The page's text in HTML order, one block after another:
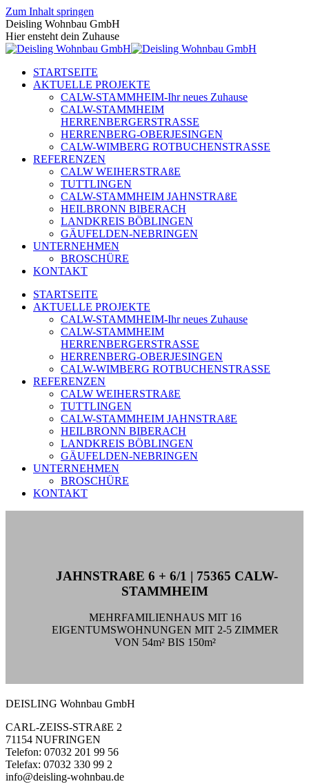
Zum Inhalt springen
Deisling Wohnbau GmbH
Hier ensteht dein Zuhause
STARTSEITE
AKTUELLE PROJEKTE
CALW-STAMMHEIM-Ihr neues Zuhause
CALW-STAMMHEIM
HERRENBERGERSTRASSE
HERRENBERG-OBERJESINGEN
CALW-WIMBERG ROTBUCHENSTRASSE
REFERENZEN
CALW WEIHERSTRAßE
TUTTLINGEN
CALW-STAMMHEIM JAHNSTRAßE
HEILBRONN BIBERACH
LANDKREIS BÖBLINGEN
GÄUFELDEN-NEBRINGEN
UNTERNEHMEN
BROSCHÜRE
KONTAKT
STARTSEITE
AKTUELLE PROJEKTE
CALW-STAMMHEIM-Ihr neues Zuhause
CALW-STAMMHEIM
HERRENBERGERSTRASSE
HERRENBERG-OBERJESINGEN
CALW-WIMBERG ROTBUCHENSTRASSE
REFERENZEN
CALW WEIHERSTRAßE
TUTTLINGEN
CALW-STAMMHEIM JAHNSTRAßE
HEILBRONN BIBERACH
LANDKREIS BÖBLINGEN
GÄUFELDEN-NEBRINGEN
UNTERNEHMEN
BROSCHÜRE
KONTAKT
JAHNSTRAßE 6 + 6/1 | 75365 CALW-
STAMMHEIM
MEHRFAMILIENHAUS MIT 16
EIGENTUMSWOHNUNGEN MIT 2-5 ZIMMER
VON 54m² BIS 150m²
DEISLING Wohnbau GmbH
CARL-ZEISS-STRAßE 2
71154 NUFRINGEN
Telefon: 07032 201 99 56
Telefax: 07032 330 99 2
info@deisling-wohnbau.de